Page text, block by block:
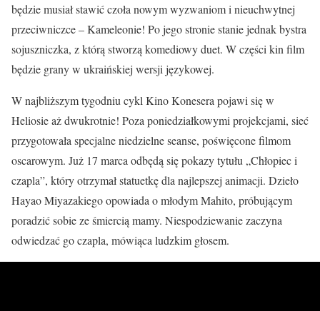
będzie musiał stawić czoła nowym wyzwaniom i nieuchwytnej
przeciwniczce – Kameleonie! Po jego stronie stanie jednak bystra
sojuszniczka, z którą stworzą komediowy duet. W części kin film
będzie grany w ukraińskiej wersji językowej.
W najbliższym tygodniu cykl Kino Konesera pojawi się w
Heliosie aż dwukrotnie! Poza poniedziałkowymi projekcjami, sieć
przygotowała specjalne niedzielne seanse, poświęcone filmom
oscarowym. Już 17 marca odbędą się pokazy tytułu „Chłopiec i
czapla”, który otrzymał statuetkę dla najlepszej animacji. Dzieło
Hayao Miyazakiego opowiada o młodym Mahito, próbującym
poradzić sobie ze śmiercią mamy. Niespodziewanie zaczyna
odwiedzać go czapla, mówiąca ludzkim głosem.